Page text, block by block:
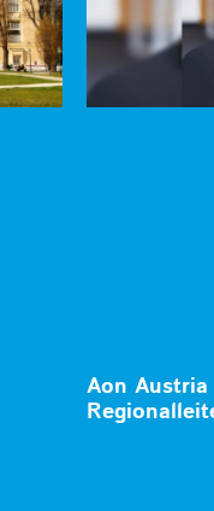
Aon